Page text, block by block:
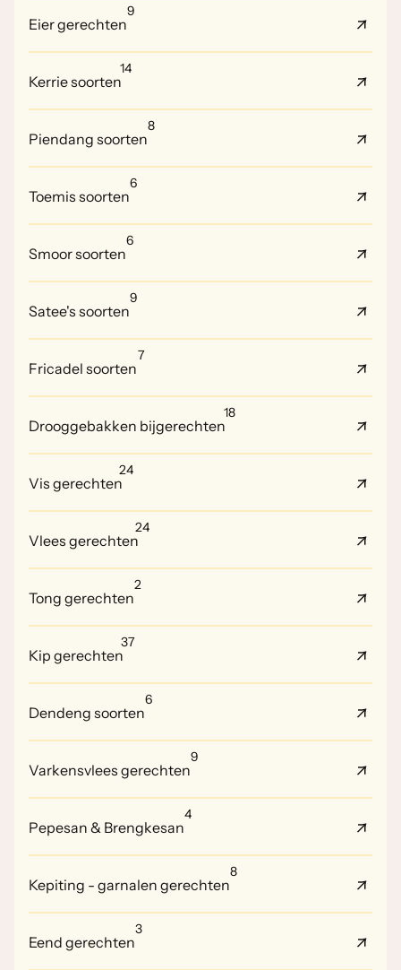
Eier gerechten
9
Kerrie soorten
14
Piendang soorten
8
Toemis soorten
6
Smoor soorten
6
Satee's soorten
9
Fricadel soorten
7
Drooggebakken bijgerechten
18
Vis gerechten
24
Vlees gerechten
24
Tong gerechten
2
Kip gerechten
37
Dendeng soorten
6
Varkensvlees gerechten
9
Pepesan & Brengkesan
4
Kepiting - garnalen gerechten
8
Eend gerechten
3